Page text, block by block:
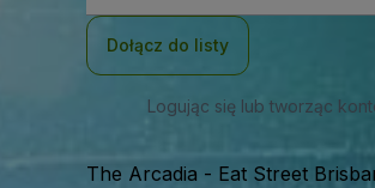
Dołącz do listy
Logując się lub tworząc
The Arcadia - Eat Street